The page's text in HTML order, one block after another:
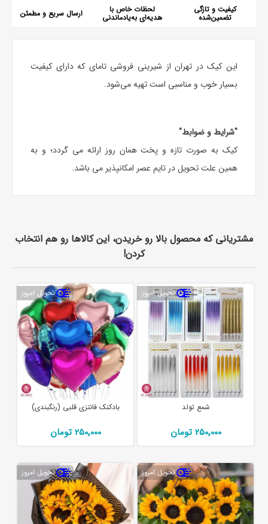
کیفیت و تازگی
تضمین‌شده
لحظات خاص با
هدیه‌ای به‌یادماندنی ارسال سریع و مطمئن
این کیک در تهران از شیرینی فروشی تامای که دارای کیفیت
بسیار خوب و مناسبی است تهیه می‌شود.
"شرایط و ضوابط"
کیک به صورت تازه و پخت همان روز ارائه می گردد؛ و به
همین علت تحویل در تایم عصر امکانپذیر می باشد.
مشتریانی که محصول بالا رو خریدن، این کالاها رو هم انتخاب
کردن!
تحویل امروز
شمع تولد
250٬000 تومان
تحویل امروز
بادکنک فانتزی قلبی (رنگبندی)
250٬000 تومان
تحویل امروز تحویل امروز